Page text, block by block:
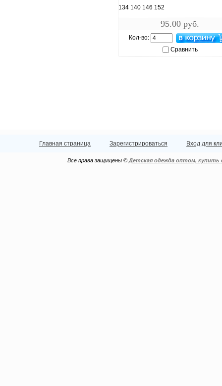
134 140 146 152
95.00 руб.
Кол-во:
Сравнить
Главная страница Зарегистрироваться Вход для
Все права защищены © Детская одежда оптом,